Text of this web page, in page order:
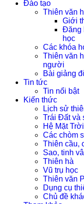
Đào tạo
Thiên văn
Giới
Đăng
học
Các khóa
Thiên văn
người
Bài giảng
Tin tức
Tin nổi bật
Kiến thức
Lịch sử
Trái Đất và
Hệ Mặt Trời
Các chòm
Thiên cầu,
Sao, tinh
Thiên hà
Vũ trụ học
Thiên văn
Dụng cụ
Chủ đề